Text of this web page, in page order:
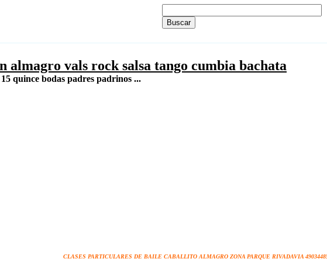
almagro vals rock salsa tango cumbia bachata
quince bodas padres padrinos ...
CLASES PARTICULARES DE BAILE CABALLITO ALMAGRO ZONA PARQUE RIVADAVIA